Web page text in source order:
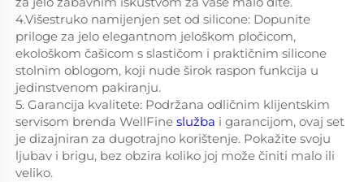
4.Višestruko namijenjen set od silicone: Dopunite
priloge za jelo elegantnom jeloškom pločicom,
ekološkom čašicom s slastičom i praktičnim silicone
stolnim oblogom, koji nude širok raspon funkcija u
jedinstvenom pakiranju.
5. Garancija kvalitete: Podržana odličnim klijentskim
servisom brenda WellFine služba i garancijom, ovaj set
je dizajniran za dugotrajno korištenje. Pokažite svoju
ljubav i brigu, bez obzira koliko joj može činiti malo ili
veliko.